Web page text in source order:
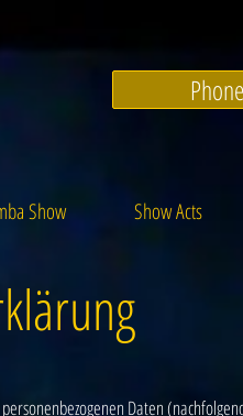
Show Show Acts
Daten